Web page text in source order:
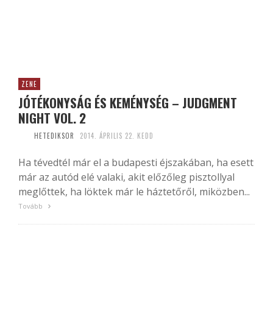
ZENE
JÓTÉKONYSÁG ÉS KEMÉNYSÉG – JUDGMENT
NIGHT VOL. 2
HETEDIKSOR 2014. ÁPRILIS 22. KEDD
Ha tévedtél már el a budapesti éjszakában, ha esett
már az autód elé valaki, akit előzőleg pisztollyal
meglőttek, ha löktek már le háztetőről, miközben...
Tovább